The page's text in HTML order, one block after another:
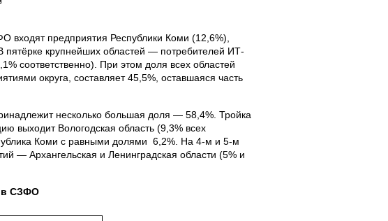
входят предприятия Республики Коми (12,6%),
пятёрке крупнейших областей — потребителей ИТ-
соответственно). При этом доля всех областей
округа, составляет 45,5%, оставшаяся часть
несколько большая доля — 58,4%. Тройка
выходит Вологодская область (9,3% всех
Коми с равными долями 6,2%. На 4-м и 5-м
— Архангельская и Ленинградская области (5% и
в СЗФО